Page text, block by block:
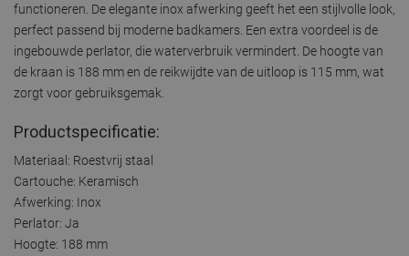
functioneren. De elegante inox afwerking geeft het een stijlvolle look,
perfect passend bij moderne badkamers. Een extra voordeel is de
ingebouwde perlator, die waterverbruik vermindert. De hoogte van
de kraan is 188 mm en de reikwijdte van de uitloop is 115 mm, wat
zorgt voor gebruiksgemak.
Productspecificatie:
Materiaal: Roestvrij staal
Cartouche: Keramisch
Afwerking: Inox
Perlator: Ja
Hoogte: 188 mm